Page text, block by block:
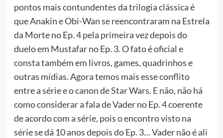
pontos mais contundentes da trilogia clássica é
que Anakin e Obi-Wan se reencontraram na Estrela
da Morte no Ep. 4 pela primeira vez depois do
duelo em Mustafar no Ep. 3. O fato é oficial e
consta também em livros, games, quadrinhos e
outras mídias. Agora temos mais esse conflito
entre a série e o canon de Star Wars. E não, não há
como considerar a fala de Vader no Ep. 4 coerente
de acordo com a série, pois o encontro visto na
série se dá 10 anos depois do Ep. 3… Vader não é ali